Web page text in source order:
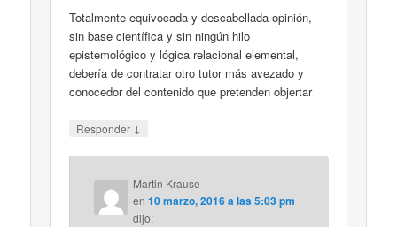
Totalmente equivocada y descabellada opinión,
sin base científica y sin ningún hilo
epistemológico y lógica relacional elemental,
debería de contratar otro tutor más avezado y
conocedor del contenido que pretenden objertar
Responder ↓
Martin Krause
en10 marzo, 2016 a las 5:03 pm
dijo: